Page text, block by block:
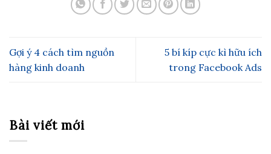
Gợi ý 4 cách tìm nguồn
hàng kinh doanh
5 bí kíp cực kì hữu ích
trong Facebook Ads
Bài viết mới